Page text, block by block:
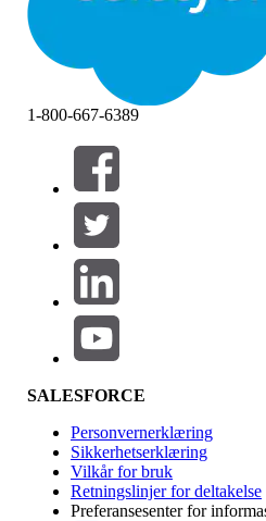
Filtrer etter (0)
VELG FILTRE
Produktområde
Funksjonsinnvirkning
1-800-667-6389
SALESFORCE
Personvernerklæring
Sikkerhetserklæring
Vilkår for bruk
Retningslinjer for deltakelse
Preferansesenter for